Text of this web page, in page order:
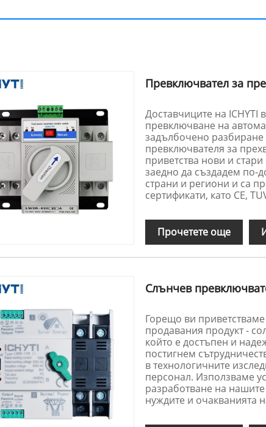
Превключвател за
Доставчиците на ICHYTI
превключване на
задълбочено разбиране
превключвателя за
приветства нови и
заедно да създадем по-
страни и региони и са
сертификати, като CE,
Прочетете още
Слънчев
Горещо ви приветстваме
продавания продукт -
който е достъпен и
постигнем
в технологичните
персонал. Използваме
разработване на нашите
нуждите и очакванията